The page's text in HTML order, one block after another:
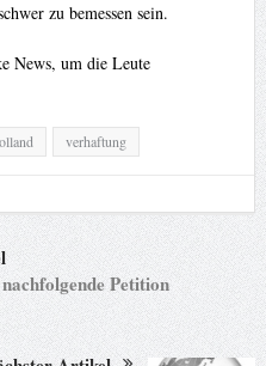
zu bemessen sein.
News, um die Leute
verhaftung
Petition